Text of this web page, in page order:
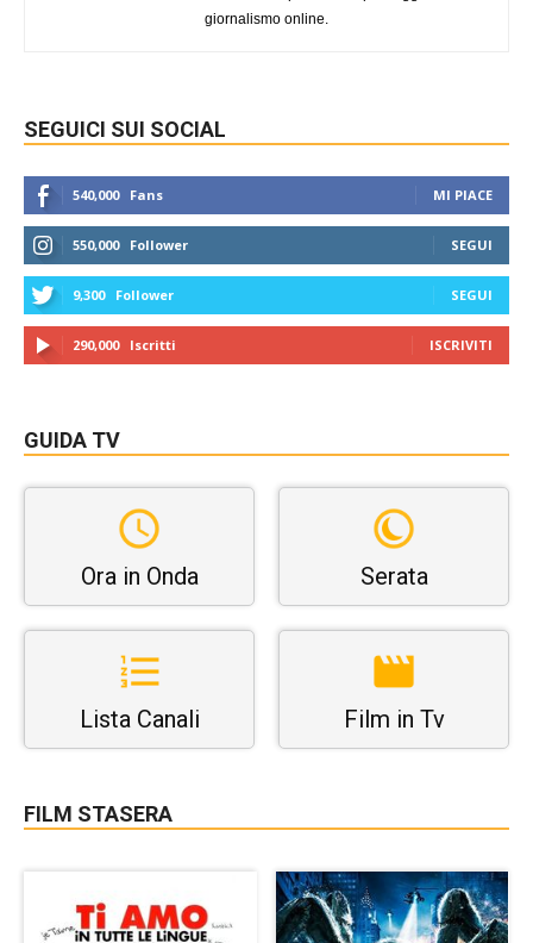
giornalismo online.
SEGUICI SUI SOCIAL
540,000 Fans MI PIACE
550,000 Follower SEGUI
9,300 Follower SEGUI
290,000 Iscritti ISCRIVITI
GUIDA TV
Ora in Onda Serata
Lista Canali Film in Tv
FILM STASERA